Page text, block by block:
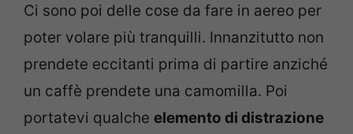
Ci sono poi delle cose da fare in aereo per
poter volare più tranquilli. Innanzitutto non
prendete eccitanti prima di partire anziché
un caffè prendete una camomilla. Poi
portatevi qualche elemento di distrazione